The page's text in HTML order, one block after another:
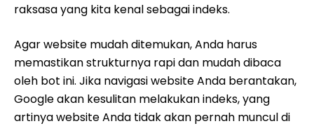
raksasa yang kita kenal sebagai indeks.
Agar website mudah ditemukan, Anda harus
memastikan strukturnya rapi dan mudah dibaca
oleh bot ini. Jika navigasi website Anda berantakan,
Google akan kesulitan melakukan indeks, yang
artinya website Anda tidak akan pernah muncul di